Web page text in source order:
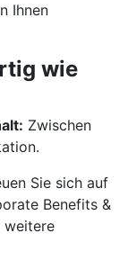
Ihnen
wie
Zwischen
Sie sich auf
Benefits &
weitere